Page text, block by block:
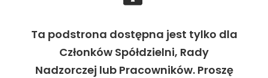
Ta podstrona dostępna jest tylko dla
Członków Spółdzielni, Rady
Nadzorczej lub Pracowników. Proszę